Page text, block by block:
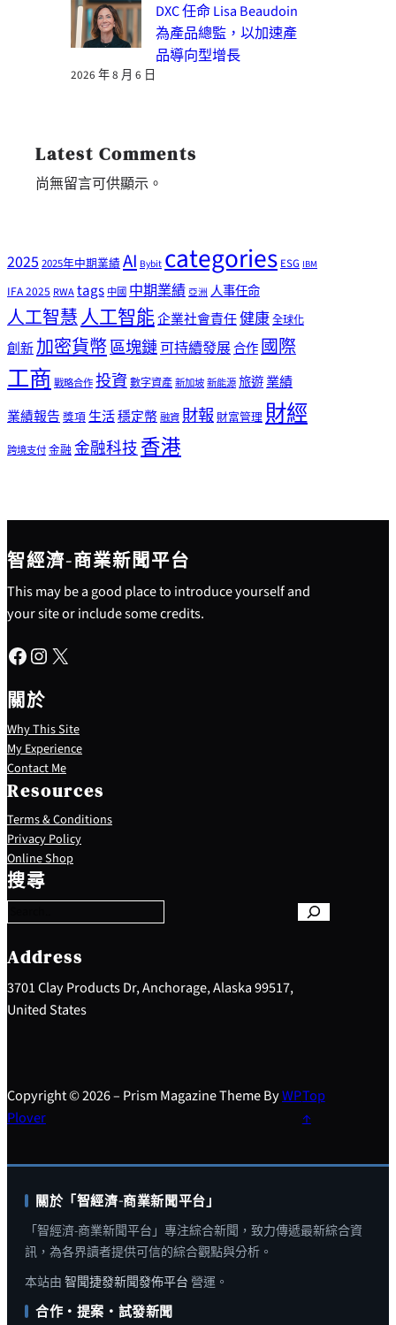
DXC 任命 Lisa Beaudoin
為產品總監，以加速產
品導向型增長
2026 年 8 月 6 日
Latest Comments
尚無留言可供顯示。
2025 2025年中期業績AI Bybitcategories ESG IBM
IFA 2025 RWAtags 中國 中期業績 亞洲 人事任命
人工智慧人工智能企業社會責任健康全球化
創新加密貨幣區塊鏈可持續發展合作國際
工商 戰略合作投資數字資產新加坡新能源旅遊業績
業績報告 獎項生活穩定幣融資 財報 財富管理 財經
跨境支付金融 金融科技 香港
智經濟-商業新聞平台
This may be a good place to introduce yourself and
your site or include some credits.
Facebook Instagram X
關於
Why This Site
My Experience
Contact Me
Resources
Terms & Conditions
Privacy Policy
Online Shop
搜尋
S
e
a
c
h
Address
3701 Clay Products Dr, Anchorage, Alaska 99517,
United States
Copyright © 2026 – Prism Magazine Theme ByWP
Plover
Top
↑
關於「智經濟-商業新聞平台」
「智經濟-商業新聞平台」專注綜合新聞，致力傳遞最新綜合資
訊，為各界讀者提供可信的綜合觀點與分析。
本站由 智聞捷發新聞發佈平台 營運。
合作・提案・試發新聞